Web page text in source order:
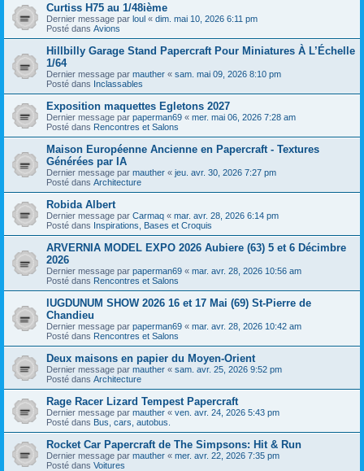
Curtiss H75 au 1/48ième
Dernier message par loul « dim. mai 10, 2026 6:11 pm
Posté dans Avions
Hillbilly Garage Stand Papercraft Pour Miniatures À L’Échelle
1/64
Dernier message par mauther « sam. mai 09, 2026 8:10 pm
Posté dans Inclassables
Exposition maquettes Egletons 2027
Dernier message par paperman69 « mer. mai 06, 2026 7:28 am
Posté dans Rencontres et Salons
Maison Européenne Ancienne en Papercraft - Textures
Générées par IA
Dernier message par mauther « jeu. avr. 30, 2026 7:27 pm
Posté dans Architecture
Robida Albert
Dernier message par Carmaq « mar. avr. 28, 2026 6:14 pm
Posté dans Inspirations, Bases et Croquis
ARVERNIA MODEL EXPO 2026 Aubiere (63) 5 et 6 Décimbre
2026
Dernier message par paperman69 « mar. avr. 28, 2026 10:56 am
Posté dans Rencontres et Salons
lUGDUNUM SHOW 2026 16 et 17 Mai (69) St-Pierre de
Chandieu
Dernier message par paperman69 « mar. avr. 28, 2026 10:42 am
Posté dans Rencontres et Salons
Deux maisons en papier du Moyen-Orient
Dernier message par mauther « sam. avr. 25, 2026 9:52 pm
Posté dans Architecture
Rage Racer Lizard Tempest Papercraft
Dernier message par mauther « ven. avr. 24, 2026 5:43 pm
Posté dans Bus, cars, autobus.
Rocket Car Papercraft de The Simpsons: Hit & Run
Dernier message par mauther « mer. avr. 22, 2026 7:35 pm
Posté dans Voitures